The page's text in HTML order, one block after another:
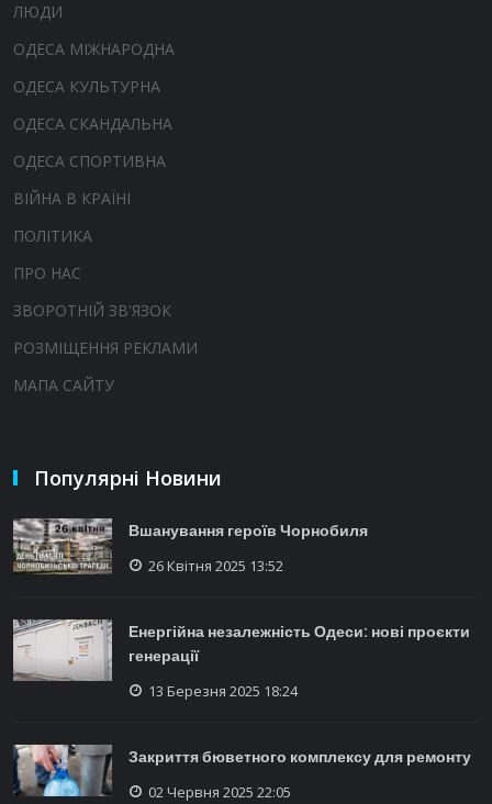
ЛЮДИ
ОДЕСА МІЖНАРОДНА
ОДЕСА КУЛЬТУРНА
ОДЕСА СКАНДАЛЬНА
ОДЕСА СПОРТИВНА
ВІЙНА В КРАЇНІ
ПОЛІТИКА
ПРО НАС
ЗВОРОТНІЙ ЗВ'ЯЗОК
РОЗМІЩЕННЯ РЕКЛАМИ
МАПА САЙТУ
Популярні Новини
Вшанування героїв Чорнобиля
26 Квітня 2025 13:52
Енергійна незалежність Одеси: нові проєкти
генерації
13 Березня 2025 18:24
Закриття бюветного комплексу для ремонту
02 Червня 2025 22:05